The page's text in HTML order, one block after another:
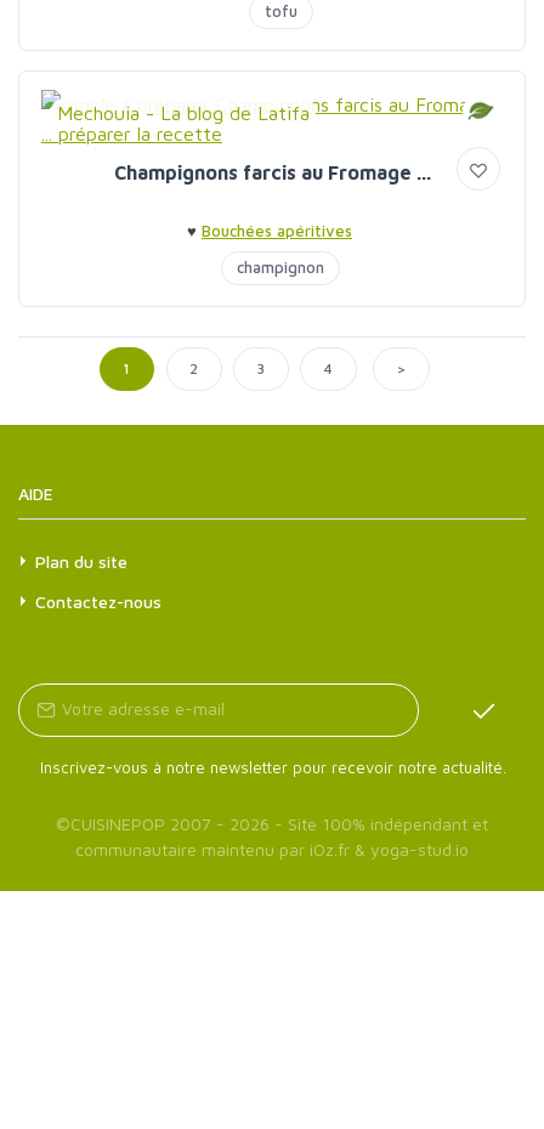
tofu
Mechouia - La blog de Latifa
Champignons farcis au Fromage ...
♥ Bouchées apéritives
champignon
1 2 3 4 >
AIDE
Plan du site
Contactez-nous
Inscrivez-vous à notre newsletter pour recevoir notre actualité.
©CUISINEPOP 2007 - 2026 - Site 100% indépendant et
communautaire maintenu par iOz.fr & yoga-stud.io